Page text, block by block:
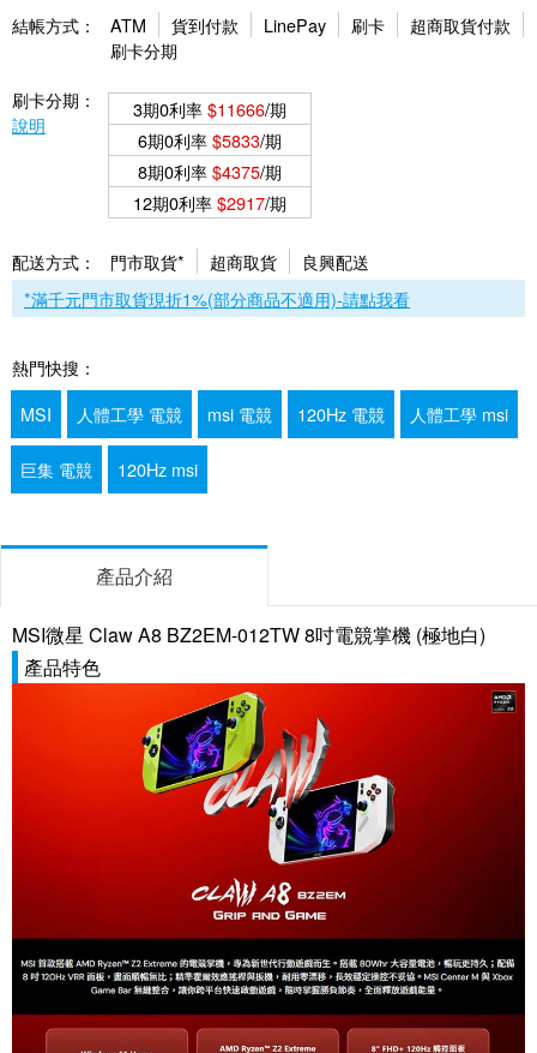
結帳方式： ATM 貨到付款 LinePay 刷卡
超商取貨付款
刷卡分期
刷卡分期：
說明
3期0利率$11666/期
6期0利率$5833/期
8期0利率$4375/期
12期0利率$2917/期
配送方式： 門市取貨* 超商取貨
良興配送
*滿千元門市取貨現折1%(部分商品不適用)-請點我看
熱門快搜：
MSI
人體工學 電競 msi 電競 120Hz 電競 人體工學 msi
巨集 電競 120Hz msi
產品介紹
MSI微星 Claw A8 BZ2EM-012TW 8吋電競掌機 (極地白)
產品特色